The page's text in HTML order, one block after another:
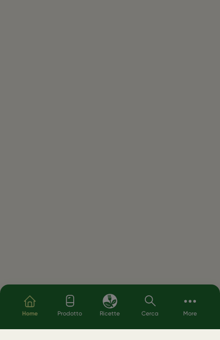
Salta al contenuto principale
Home Prodotto Ricette Cerca More